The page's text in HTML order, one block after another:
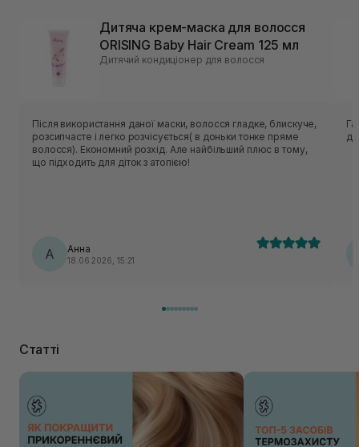
Дитяча крем-маска для волосся
ORISING Baby Hair Cream 125 мл
Дитячий кондиціонер для волосся
Після використання даної маски, волосся гладке, блискуче,
розсипчасте і легко розчісується( в доньки тонке пряме
волосся). Економний розхід. Але найбільший плюс в тому,
що підходить для діток з атопією!
А Анна
18.06.2026, 15:21
Статті